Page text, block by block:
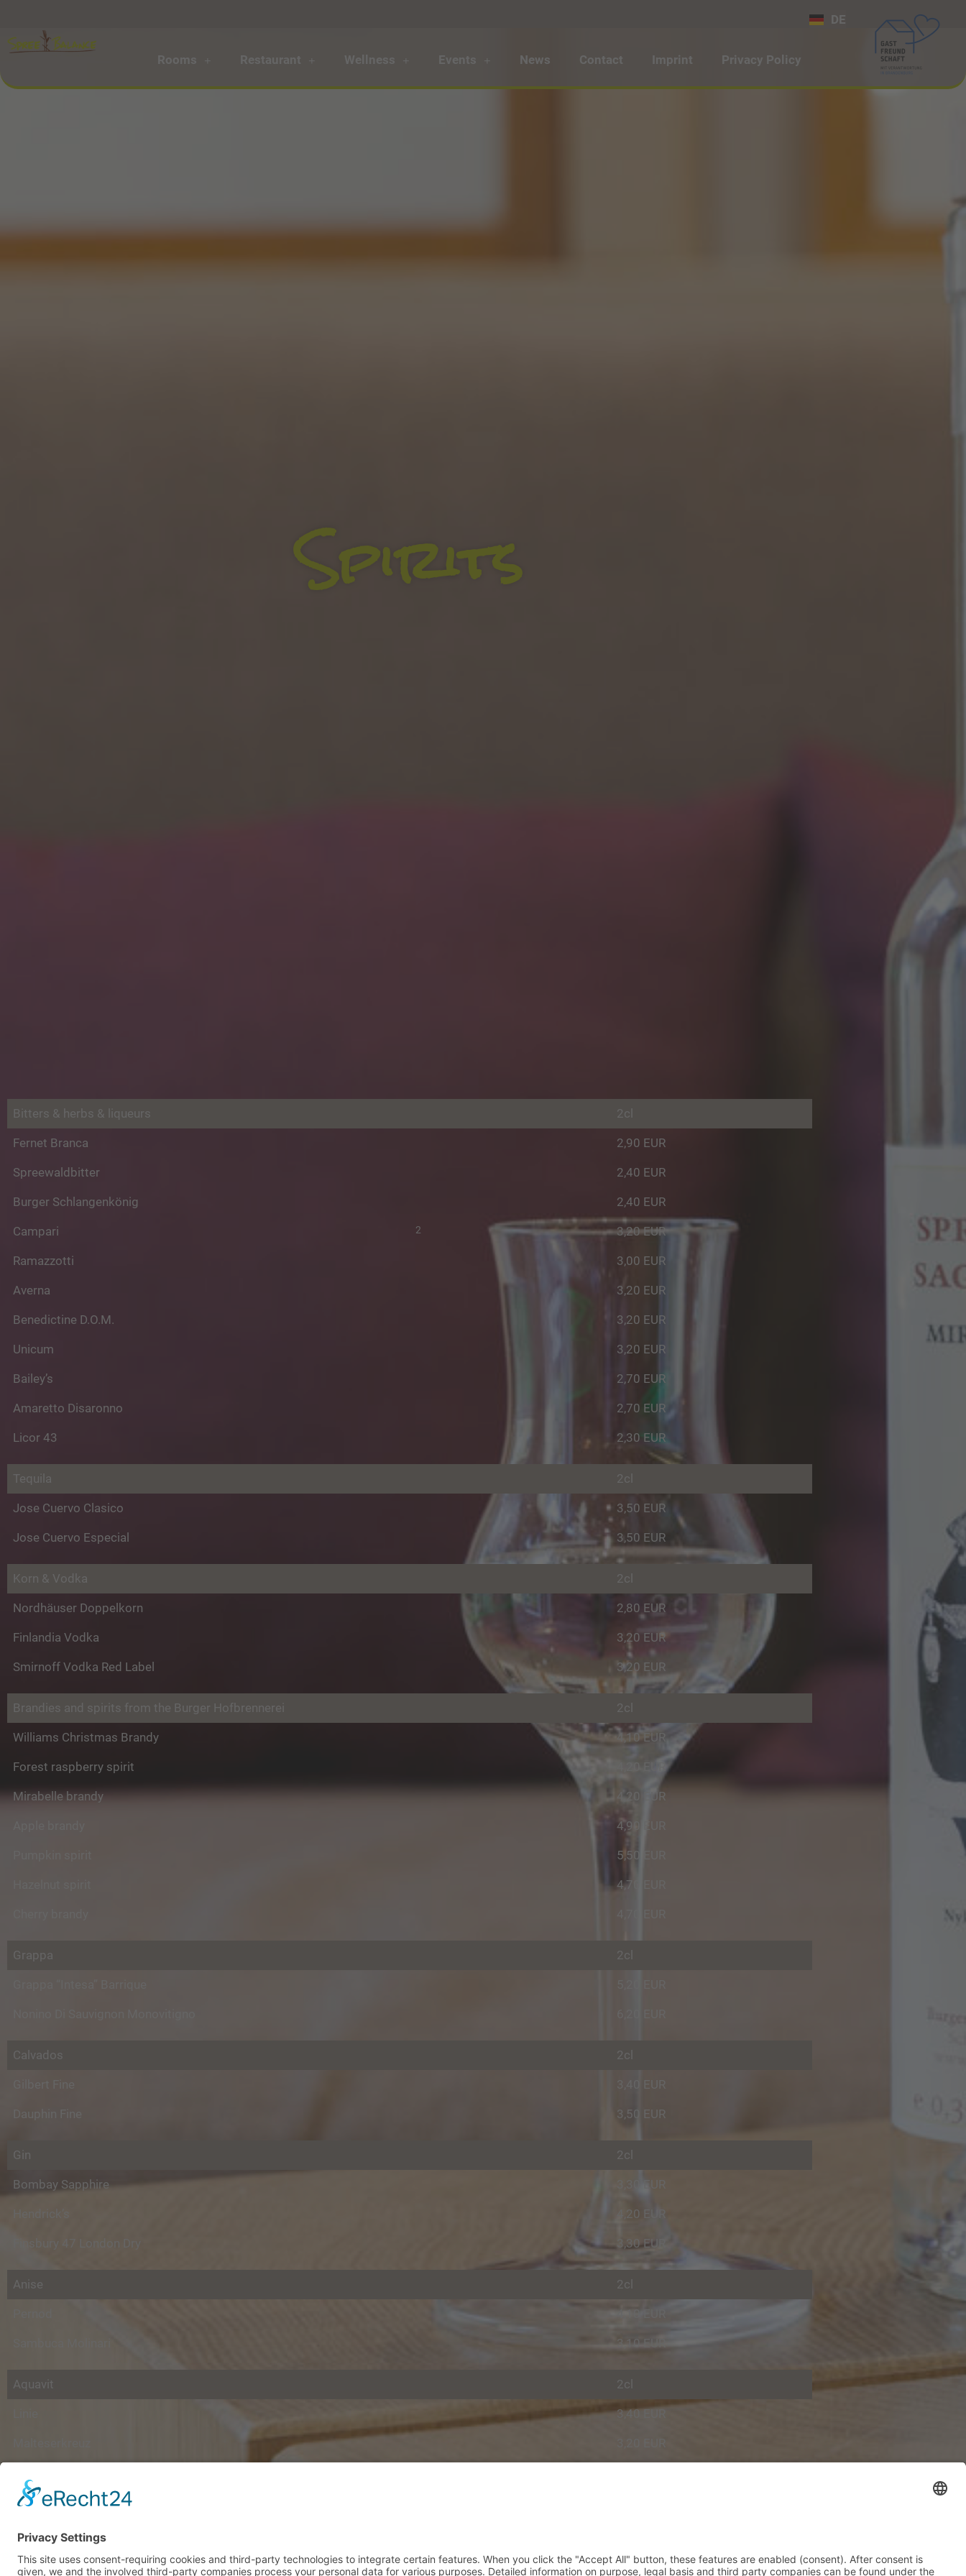
DE
Rooms Restaurant Wellness Events News Contact Imprint Privacy Policy
Spirits
Bitters & herbs & liqueurs 2cl
Fernet Branca 2,90 EUR
Spreewaldbitter 2,40 EUR
Burger Schlangenkönig 2,40 EUR
Campari 2 3,20 EUR
Ramazzotti 3,00 EUR
Averna 3,20 EUR
Benedictine D.O.M. 3,20 EUR
Unicum 3,20 EUR
Bailey’s 2,70 EUR
Amaretto Disaronno 2,70 EUR
Licor 43 2,30 EUR
Tequila 2cl
Jose Cuervo Clasico 3,50 EUR
Jose Cuervo Especial 3,50 EUR
Korn & Vodka 2cl
Nordhäuser Doppelkorn 2,80 EUR
Finlandia Vodka 3,20 EUR
Smirnoff Vodka Red Label 3,20 EUR
Brandies and spirits from the Burger Hofbrennerei 2cl
Williams Christmas Brandy 4,10 EUR
Forest raspberry spirit
Mirabelle brandy 4,20 EUR
4,90 EUR
5,50 EUR
4,70 EUR
Grappa 2cl
Calvados 2cl
3,40 EUR
Dauphin Fine 3,50 EUR
Gin 2cl
Bombay Sapphire 3,30 EUR
4,20 EUR
3,30 EUR
Anise 2cl
4,10 EUR
3,10 EUR
Aquavit 2cl
3,40 EUR
Pampero
Matusalem 10 years Dominican Republic 4,90 EUR